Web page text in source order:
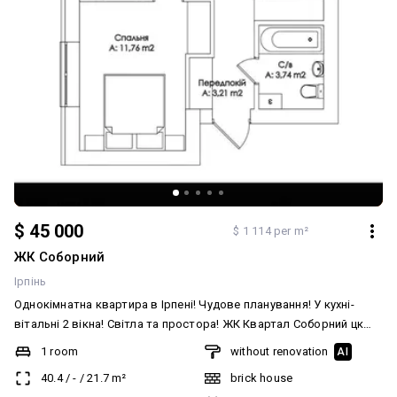
$ 45 000 $ 1 114 per m²
ЖК Соборний
Ірпінь
Однокімнатна квартира в Ірпені! Чудове планування! У кухні-
вітальні 2 вікна! Світла та простора! ЖК Квартал Соборний цк
комплекс з закритою територією та своєю власною
інфраструктурою! Швидкий виїзд на Київ! Індивідуальне газовве
опалення! Надійний забудовник, якісна нерухомість! Можна під
1 room
40.4/- /21.7m²
without renovation AI
brick house